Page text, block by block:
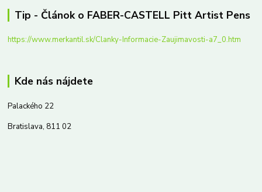
Tip - Článok o FABER-CASTELL Pitt Artist Pens
https://www.merkantil.sk/Clanky-Informacie-Zaujimavosti-a7_0.htm
Kde nás nájdete
Palackého 22
Bratislava, 811 02